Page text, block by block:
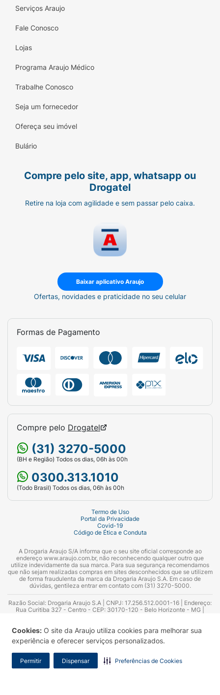
Cookies: O site da Araujo utiliza cookies para melhorar sua
experiência e oferecer serviços personalizados.
Permitir Dispensar Preferências de Cookies
Serviços Araujo
Fale Conosco
Lojas
Programa Araujo Médico
Trabalhe Conosco
Seja um fornecedor
Ofereça seu imóvel
Bulário
Compre pelo site, app, whatsapp ou
Drogatel
Retire na loja com agilidade e sem passar pelo caixa.
Baixar aplicativo Araujo
Ofertas, novidades e praticidade no seu celular
Formas de Pagamento
Compre pelo Drogatel
(31) 3270-5000
(BH e Região) Todos os dias, 06h às 00h
0300.313.1010
(Todo Brasil) Todos os dias, 06h às 00h
Termo de Uso
Portal da Privacidade
Covid-19
Código de Ética e Conduta
A Drogaria Araujo S/A informa que o seu site oficial corresponde ao
endereço www.araujo.com.br, não reconhecendo qualquer outro que
utilize indevidamente da sua marca. Para sua segurança recomendamos
que não sejam realizadas compras em sites desconhecidos que se utilizem
de forma fraudulenta da marca da Drogaria Araujo S.A. Em caso de
dúvidas, gentileza entrar em contato com (31) 3270-5000.
Razão Social: Drogaria Araujo S.A | CNPJ: 17.256.512.0001-16 | Endereço:
Rua Curitiba 327 - Centro - CEP: 30170-120 - Belo Horizonte - MG |
Azevedo Guimarães – CRF 10.965 | Yasmin Silva Alvarenga – CRF 52.584 -
Consultor substituto: Thiago Aguiar Pinheiro - CRF Nº 13.748. Alvará
Sanitário: 2025020713 | Autorização de Funcionamento da Empresa (AFE):